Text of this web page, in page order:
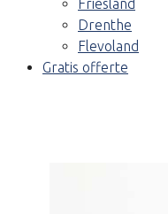
Friesland
Drenthe
Flevoland
Gratis offerte